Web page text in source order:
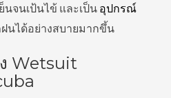
นจนเป้นไข้ และเป็น อุปกรณ์
นได้อย่างสบายมากขึ้น
ง Wetsuit